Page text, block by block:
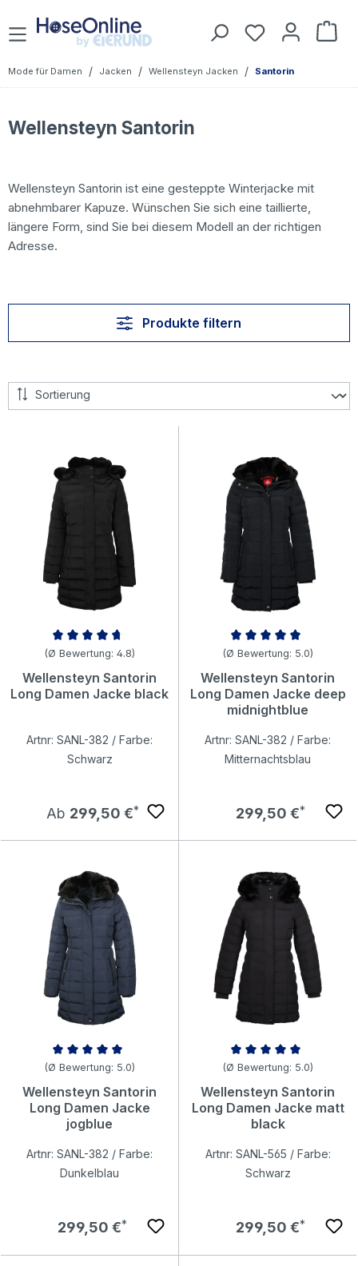
Zum Hauptinhalt springen Du hast 0
Mode für Damen / Jacken / Wellensteyn Jacken / Santorin
Wellensteyn Santorin
Wellensteyn Santorin ist eine gesteppte Winterjacke mit
abnehmbarer Kapuze. Wünschen Sie sich eine taillierte,
längere Form, sind Sie bei diesem Modell an der richtigen
Adresse.
Produkte filtern
Durchschnittliche Bewertung von 4.75 von 5 Sternen
(Ø Bewertung: 4.8)
Wellensteyn Santorin
Long Damen Jacke black
Artnr: SANL-382 / Farbe:
Schwarz
Regulärer Preis:
Ab 299,50 €
Durchschnittliche Bewertung
(Ø Bewertung: 5.0)
Wellensteyn Santorin
Long Damen Jacke deep
midnightblue
Artnr: SANL-382 / Farbe:
Mitternachtsblau
Regulärer Preis:
299,50 €
Durchschnittliche Bewertung von 5 von 5 Sternen
(Ø Bewertung: 5.0)
Wellensteyn Santorin
Long Damen Jacke
jogblue
Artnr: SANL-382 / Farbe:
Dunkelblau
Regulärer Preis:
299,50 €
Durchschnittliche Bewertung
(Ø Bewertung: 5.0)
Wellensteyn Santorin
Long Damen Jacke matt
black
Artnr: SANL-565 / Farbe:
Schwarz
Regulärer Preis:
299,50 €